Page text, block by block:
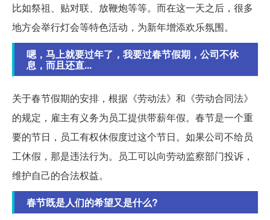
比如祭祖、贴对联、放鞭炮等等。而在这一天之后，很多
地方会举行灯会等特色活动，为新年增添欢乐氛围。
嗯，马上就要过年了，我要过春节假期，公司不休
息，而且还直...
关于春节假期的安排，根据《劳动法》和《劳动合同法》
的规定，雇主有义务为员工提供带薪年假。春节是一个重
要的节日，员工有权休假度过这个节日。如果公司不给员
工休假，那是违法行为。员工可以向劳动监察部门投诉，
维护自己的合法权益。
春节既是人们的希望又是什么?